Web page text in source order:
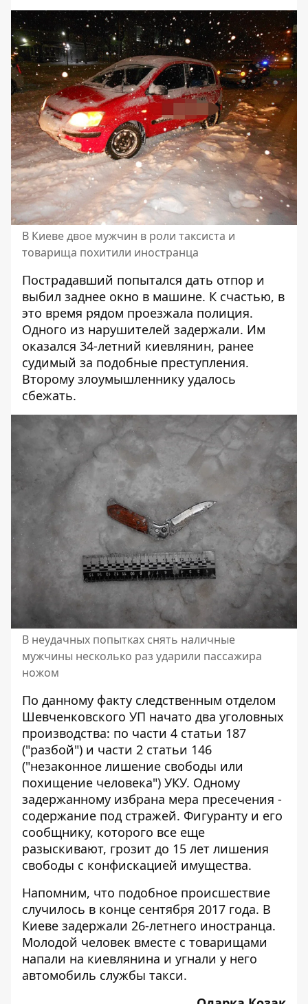
В Киеве двое мужчин в роли таксиста и
товарища похитили иностранца
Пострадавший попытался дать отпор и
выбил заднее окно в машине. К счастью, в
это время рядом проезжала полиция.
Одного из нарушителей задержали. Им
оказался 34-летний киевлянин, ранее
судимый за подобные преступления.
Второму злоумышленнику удалось
сбежать.
В неудачных попытках снять наличные
мужчины несколько раз ударили пассажира
ножом
По данному факту следственным отделом
Шевченковского УП начато два уголовных
производства: по части 4 статьи 187
("разбой") и части 2 статьи 146
("незаконное лишение свободы или
похищение человека") УКУ. Одному
задержанному избрана мера пресечения -
содержание под стражей. Фигуранту и его
сообщнику, которого все еще
разыскивают, грозит до 15 лет лишения
свободы с конфискацией имущества.
Напомним, что подобное происшествие
случилось в конце сентября 2017 года. В
Киеве задержали 26-летнего иностранца.
Молодой человек вместе с товарищами
напали на киевлянина и угнали у него
автомобиль службы такси.